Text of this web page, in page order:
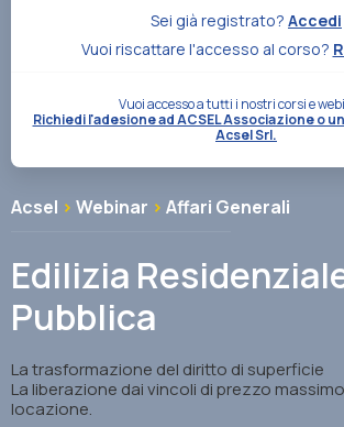
Sei già registrato? Accedi
Vuoi riscattare l'accesso al corso?
Vuoi accesso a tutti i nostri corsi e
Richiedi l'adesione ad ACSEL Associazione o
Acsel Srl.
Acsel > Webinar > Affari Generali
Edilizia
Pubblica
La trasformazione del diritto di superficie
La liberazione dai vincoli di prezzo
locazione.